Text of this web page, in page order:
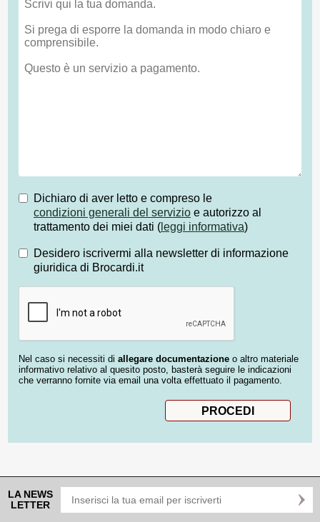
Dichiaro di aver letto e compreso le
condizioni generali del servizio e autorizzo al
trattamento dei miei dati ( leggi informativa)
Desidero iscrivermi alla newsletter di informazione
giuridica di Brocardi.it
Nel caso si necessiti di allegare documentazione o altro materiale
informativo relativo al quesito posto, basterà seguire le indicazioni
che verranno fornite via email una volta effettuato il pagamento.
LA NEWS
LETTER